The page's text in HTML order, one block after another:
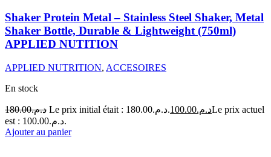
Shaker Protein Metal – Stainless Steel Shaker, Metal
Shaker Bottle, Durable & Lightweight (750ml)
APPLIED NUTITION
APPLIED NUTRITION, ACCESOIRES
En stock
د.م.180.00 Le prix initial était : د.م.180.00. د.م.100.00
Le prix actuel
est : د.م.100.00.
Ajouter au panier